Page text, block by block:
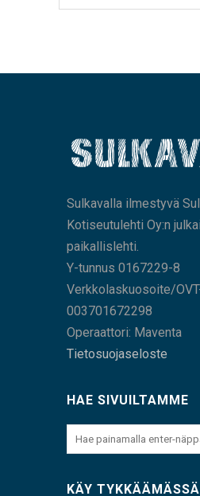
Sulkavalla ilmestyvä
Kotiseutulehti Oy:n
paikallislehti.
Y-tunnus 0167229-8
Verkkolaskuosoite/
003701672298
Operaattori: Maventa
Tietosuojaseloste
HAE SIVUILTAMME
KÄY TYKKÄÄMÄSSÄ